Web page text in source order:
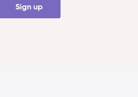
Sign up